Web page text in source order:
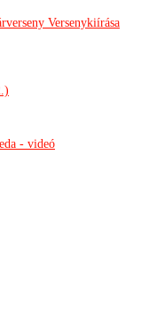
Versenykiírása
- videó